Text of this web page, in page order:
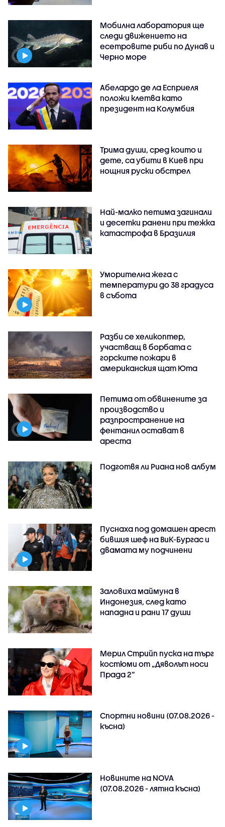
Мобилна лаборатория ще
следи движението на
есетровите риби по Дунав и
Черно море
Абелардо де ла Есприеля
положи клетва като
президент на Колумбия
Трима души, сред които и
дете, са убити в Киев при
нощния руски обстрел
Най-малко петима загинали
и десетки ранени при тежка
катастрофа в Бразилия
Уморителна жега с
температури до 38 градуса
в събота
Разби се хеликоптер,
участващ в борбата с
горските пожари в
американския щат Юта
Петима от обвинените за
производство и
разпространение на
фентанил остават в
ареста
Подготвя ли Риана нов албум
Пуснаха под домашен арест
бившия шеф на ВиК-Бургас и
двамата му подчинени
Заловиха маймуна в
Индонезия, след като
нападна и рани 17 души
Мерил Стрийп пуска на търг
костюми от „Дяволът носи
Прада 2“
Спортни новини (07.08.2026 -
късна)
Новините на NOVA
(07.08.2026 - лятна късна)